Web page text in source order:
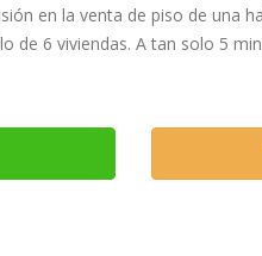
en la venta de piso de una
de 6 viviendas. A tan solo 5